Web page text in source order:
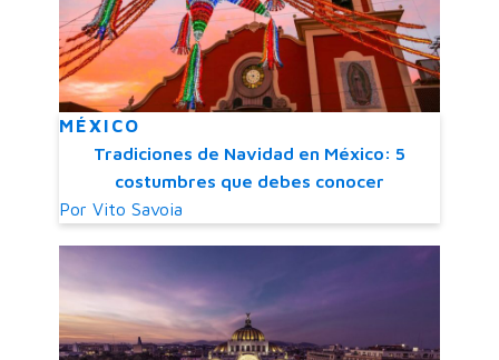
MÉXICO
Tradiciones de Navidad en México: 5
costumbres que debes conocer
Por Vito Savoia